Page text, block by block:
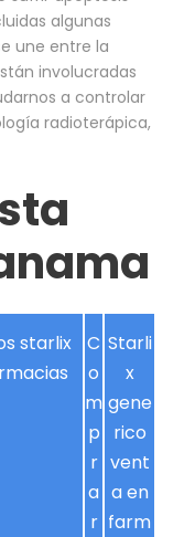
algunas
une entre la
involucradas
a controlar
radioterápica,
starlix
C
o
m
p
r
a
r
Starli
x
gene
rico
vent
a en
farm